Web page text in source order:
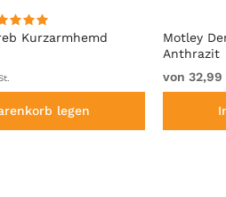
Kurzarmhemd
legen
Motley
Anthrazit
von 32,99